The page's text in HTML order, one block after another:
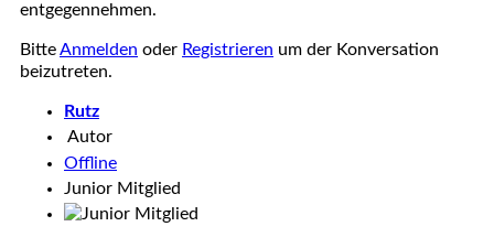
entgegennehmen.
BitteAnmelden oder Registrieren um der Konversation
beizutreten.
Rutz
Autor
Offline
Junior Mitglied